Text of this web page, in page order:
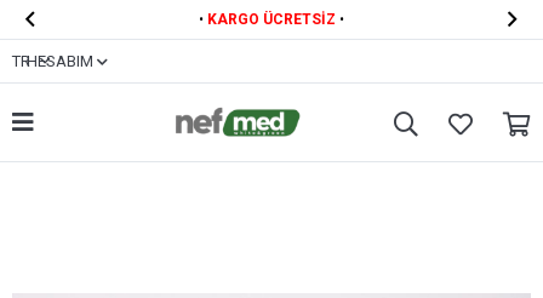
 • KARGO ÜCRETSİZ • 
TRHESABIM